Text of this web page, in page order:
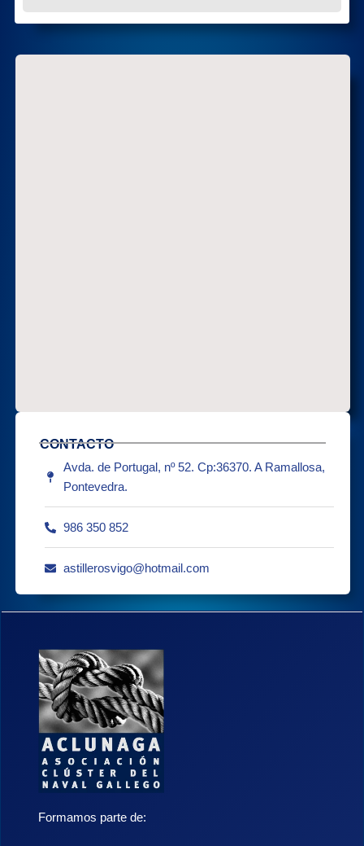
CONTACTO
Avda. de Portugal, nº 52. Cp:36370. A Ramallosa,
Pontevedra.
986 350 852
astillerosvigo@hotmail.com
Formamos parte de: